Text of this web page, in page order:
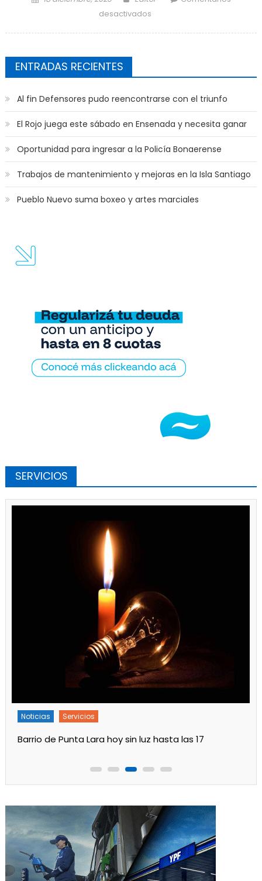
desactivados
ENTRADAS RECIENTES
Al fin Defensores pudo reencontrarse con el triunfo
El Rojo juega este sábado en Ensenada y necesita ganar
Oportunidad para ingresar a la Policía Bonaerense
Trabajos de mantenimiento y mejoras en la Isla Santiago
Pueblo Nuevo suma boxeo y artes marciales
SERVICIOS
Noticias Servicios
Barrio de Punta Lara hoy sin luz hasta las 17